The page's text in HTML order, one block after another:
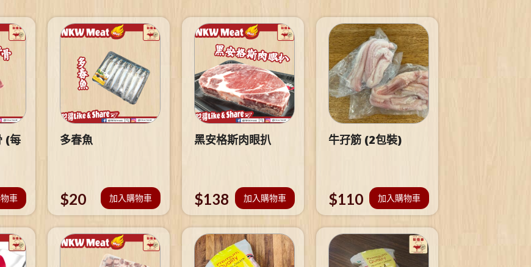
(每
車
多春魚
$20 加入購物車
黑安格斯肉眼扒
$138 加入購物車
牛孖筋 (2包裝)
$110 加入購物車